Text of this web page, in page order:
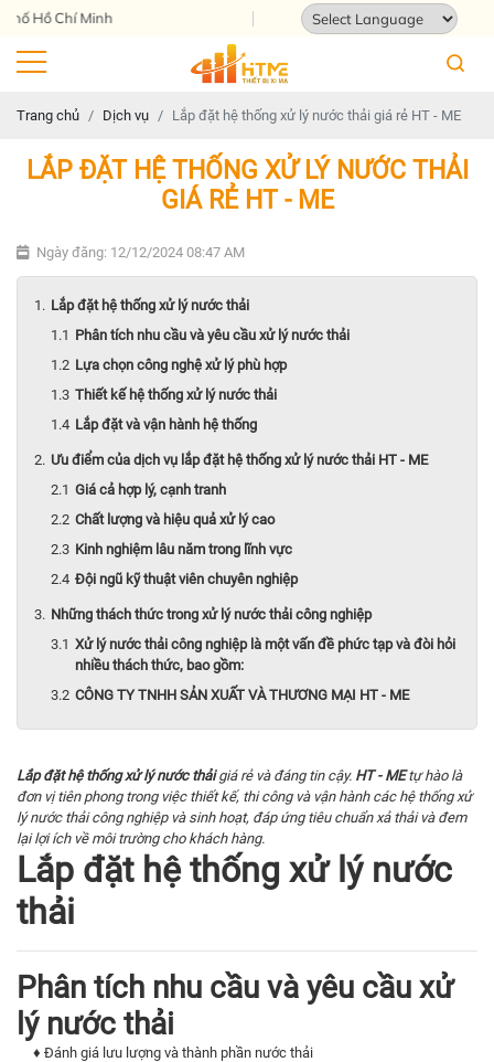
Chí Minh
Trang chủ Dịch vụ Lắp đặt hệ thống xử lý nước thải giá rẻ HT - ME
LẮP ĐẶT HỆ THỐNG XỬ LÝ NƯỚC THẢI
GIÁ RẺ HT - ME
Ngày đăng: 12/12/2024 08:47 AM
Lắp đặt hệ thống xử lý nước thải
Phân tích nhu cầu và yêu cầu xử lý nước thải
Lựa chọn công nghệ xử lý phù hợp
Thiết kế hệ thống xử lý nước thải
Lắp đặt và vận hành hệ thống
Ưu điểm của dịch vụ lắp đặt hệ thống xử lý nước thải HT - ME
Giá cả hợp lý, cạnh tranh
Chất lượng và hiệu quả xử lý cao
Kinh nghiệm lâu năm trong lĩnh vực
Đội ngũ kỹ thuật viên chuyên nghiệp
Những thách thức trong xử lý nước thải công nghiệp
Xử lý nước thải công nghiệp là một vấn đề phức tạp và đòi hỏi
nhiều thách thức, bao gồm:
CÔNG TY TNHH SẢN XUẤT VÀ THƯƠNG MẠI HT - ME
Lắp đặt hệ thống xử lý nước thảigiá rẻ và đáng tin cậy. HT - MEtự hào là
đơn vị tiên phong trong việc thiết kế, thi công và vận hành các hệ thống xử
lý nước thảicông nghiệp và sinh hoạt, đáp ứng tiêu chuẩn xả thải và đem
lại lợi ích về môi trường cho khách hàng.
Lắp đặt hệ thống xử lý nước
thải
Phân tích nhu cầu và yêu cầu xử
lý nước thải
♦ Đánh giá lưu lượng và thành phần nước thải